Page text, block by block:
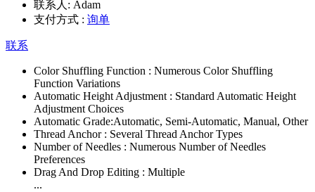
联系人: Adam
支付方式 : 询单
联系
Color Shuffling Function : Numerous Color Shuffling
Function Variations
Automatic Height Adjustment : Standard Automatic Height
Adjustment Choices
Automatic Grade:Automatic, Semi-Automatic, Manual, Other
Thread Anchor : Several Thread Anchor Types
Number of Needles : Numerous Number of Needles
Preferences
Drag And Drop Editing : Multiple
...